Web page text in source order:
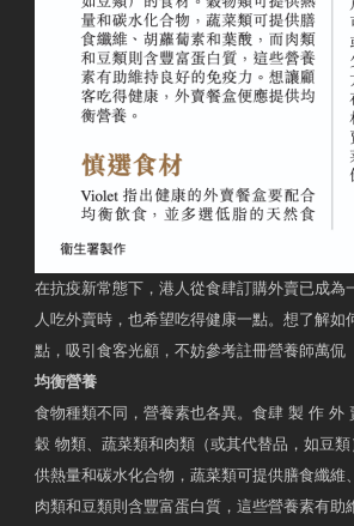
在抗疫新常態下，港人從食肆訂購外賣已成為
人吃外賣時，也希望吃得健康一點。想了解如
點，吸引食客光顧，不妨參考註冊營養師萬侃
均衡營養
食物種類不同，營養素也各異。食肆 製 作 外
穀 物類、蔬菜類和肉類（或其代替品，如豆
供熱量和碳水化合物，蔬菜類可提供膳食纖維
肉類和豆類則含豐富蛋白質，這些營養素有助